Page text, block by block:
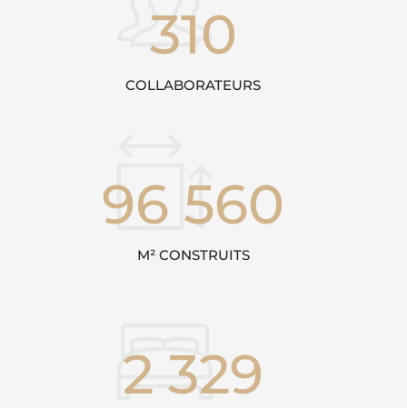
310
COLLABORATEURS
96 560
M² CONSTRUITS
2 329